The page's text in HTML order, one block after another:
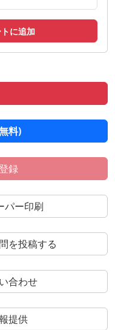
に追加
料)
録
パー印刷
を投稿する
合わせ
提供